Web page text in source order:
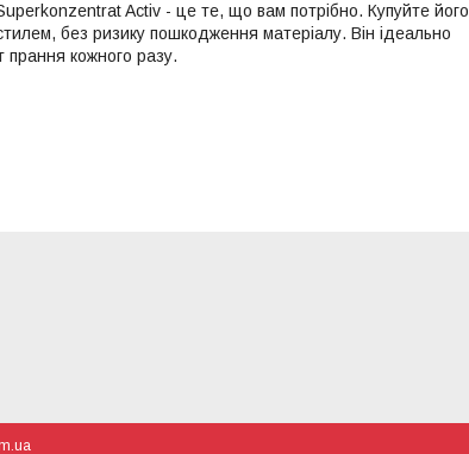
Activ - це те, що вам потрібно. Купуйте його
без ризику пошкодження матеріалу. Він ідеально
прання кожного разу.